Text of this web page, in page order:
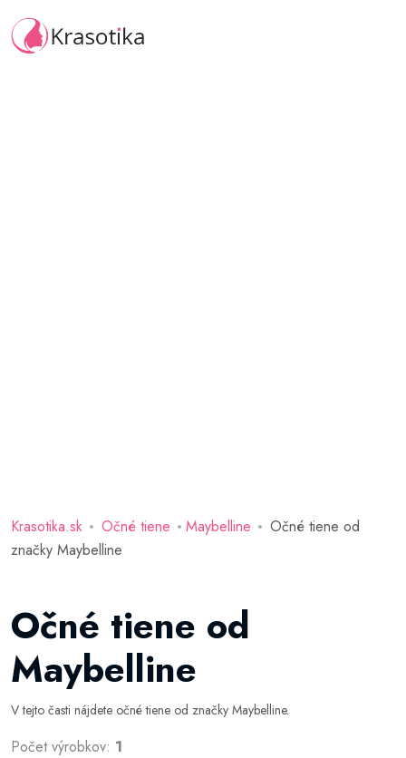
Krasotika.sk Očné tiene Maybelline
Očné tiene od
značky Maybelline
Očné tiene od
Maybelline
V tejto časti nájdete očné tiene od značky Maybelline.
Počet výrobkov: 1